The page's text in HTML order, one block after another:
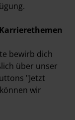
bewirb dich
über unser
"Jetzt
wir